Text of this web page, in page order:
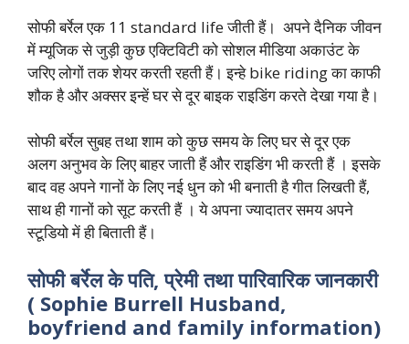
सोफी बर्रेल एक 11 standard life जीती हैं। अपने दैनिक जीवन
में म्यूजिक से जुड़ी कुछ एक्टिविटी को सोशल मीडिया अकाउंट के
जरिए लोगों तक शेयर करती रहती हैं। इन्हे bike riding का काफी
शौक है और अक्सर इन्हें घर से दूर बाइक राइडिंग करते देखा गया है।
सोफी बर्रेल सुबह तथा शाम को कुछ समय के लिए घर से दूर एक
अलग अनुभव के लिए बाहर जाती हैं और राइडिंग भी करती हैं । इसके
बाद वह अपने गानों के लिए नई धुन को भी बनाती है गीत लिखती हैं,
साथ ही गानों को सूट करती हैं । ये अपना ज्यादातर समय अपने
स्टूडियो में ही बिताती हैं।
सोफी बर्रेल के पति,प्रेमी तथा पारिवारिक जानकारी
( Sophie Burrell Husband,
boyfriend and family information)